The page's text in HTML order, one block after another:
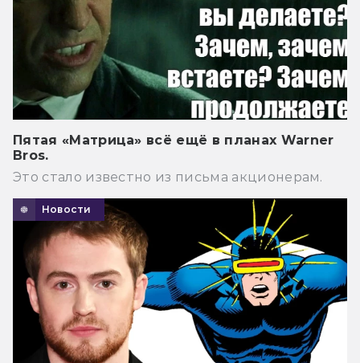
Пятая «Матрица» всё ещё в планах Warner
Bros.
Это стало известно из письма акционерам.
Новости